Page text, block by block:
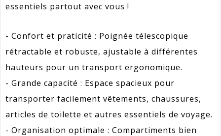
essentiels partout avec vous !
- Confort et praticité : Poignée télescopique
rétractable et robuste, ajustable à différentes
hauteurs pour un transport ergonomique.
- Grande capacité : Espace spacieux pour
transporter facilement vêtements, chaussures,
articles de toilette et autres essentiels de voyage.
- Organisation optimale : Compartiments bien